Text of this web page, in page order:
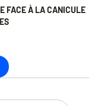
FACE À LA CANICULE